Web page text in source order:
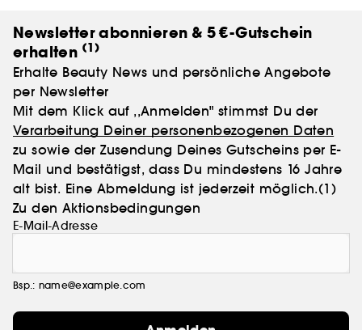
Newsletter abonnieren & 5 €-Gutschein
erhalten (1)
Erhalte Beauty News und persönliche Angebote
per Newsletter
Mit dem Klick auf ,,Anmelden" stimmst Du der
Verarbeitung Deiner personenbezogenen Daten
zu sowie der Zusendung Deines Gutscheins per E-
Mail und bestätigst, dass Du mindestens 16 Jahre
alt bist. Eine Abmeldung ist jederzeit möglich.(1)
Zu den Aktionsbedingungen
E-Mail-Adresse
Bsp.: name@example.com